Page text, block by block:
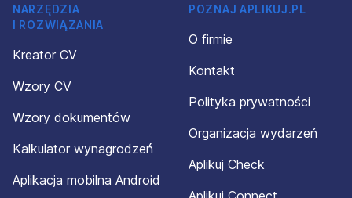
NARZĘDZIA
I ROZWIĄZANIA
Kreator CV
Wzory CV
Wzory dokumentów
Kalkulator wynagrodzeń
Aplikacja mobilna Android
POZNAJ APLIKUJ.PL
O firmie
Kontakt
Polityka prywatności
Organizacja wydarzeń
Aplikuj Check